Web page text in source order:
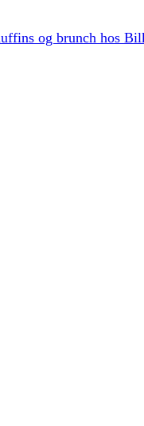
og brunch hos